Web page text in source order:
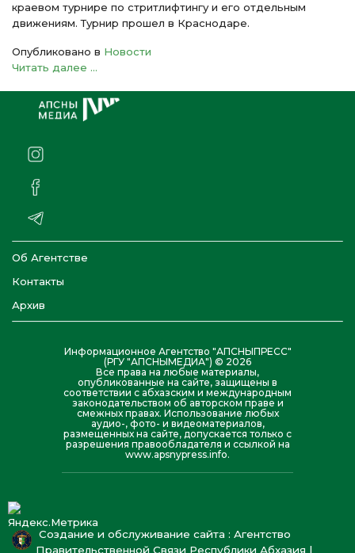
краевом турнире по стритлифтингу и его отдельным
движениям. Турнир прошел в Краснодаре.
Опубликовано в Новости
Читать далее ...
Об Агентстве
Контакты
Архив
Информационное Агентство "АПСНЫПРЕСС"
(РГУ "АПСНЫМЕДИА") © 2026
Все права на любые материалы,
опубликованные на сайте, защищены в
соответствии с абхазским и международным
законодательством об авторском праве и
смежных правах. Использование любых
аудио-, фото- и видеоматериалов,
размещенных на сайте, допускается только с
разрешения правообладателя и ссылкой на
www.apsnypress.info.
Создание и обслуживание сайта : Агентство
Правительственной Связи Республики Абхазия |